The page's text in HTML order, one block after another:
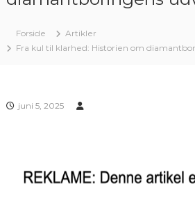
Forside
Artikler
Fra kul til klarhed: Historien om
juni 5, 2025